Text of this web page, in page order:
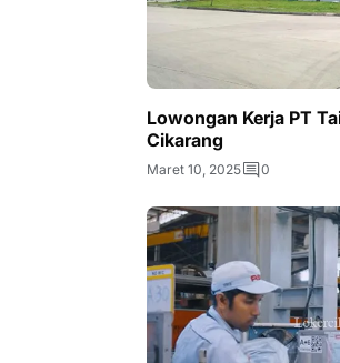
Lowongan Kerja PT
Cikarang
Maret 10, 2025 0